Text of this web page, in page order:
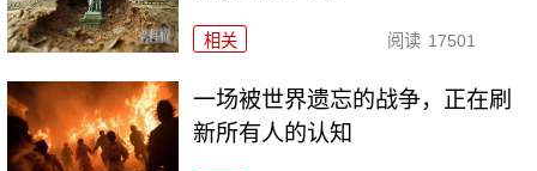
相关 阅读 17501
一场被世界遗忘的战争，正在刷
新所有人的认知